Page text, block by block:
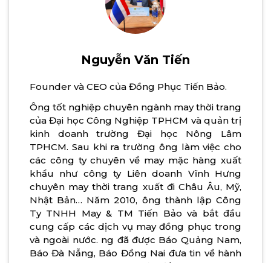
Nguyễn Văn Tiến
Founder và CEO của Đồng Phục Tiến Bảo.
Ông tốt nghiệp chuyên ngành may thời trang
của Đại học Công Nghiệp TPHCM và quản trị
kinh doanh trường Đại học Nông Lâm
TPHCM. Sau khi ra trường ông làm việc cho
các công ty chuyên về may mặc hàng xuất
khẩu như công ty Liên doanh Vĩnh Hưng
chuyên may thời trang xuất đi Châu Âu, Mỹ,
Nhật Bản… Năm 2010, ông thành lập Công
Ty TNHH May & TM Tiến Bảo và bắt đầu
cung cấp các dịch vụ may đồng phục trong
và ngoài nước. ng đã được Báo Quảng Nam,
Báo Đà Nẵng, Báo Đồng Nai đưa tin về hành